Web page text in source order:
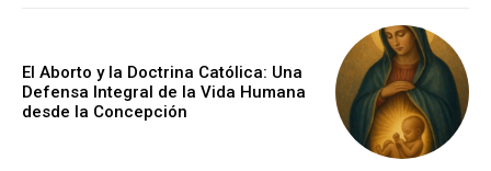
El Aborto y la Doctrina Católica: Una
Defensa Integral de la Vida Humana
desde la Concepción